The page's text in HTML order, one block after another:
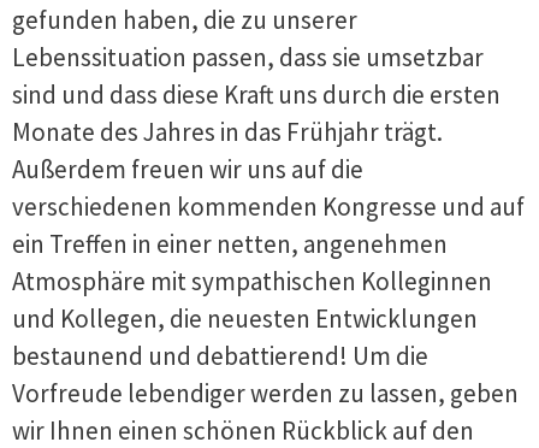
gefunden haben, die zu unserer
Lebenssituation passen, dass sie umsetzbar
sind und dass diese Kraft uns durch die ersten
Monate des Jahres in das Frühjahr trägt.
Außerdem freuen wir uns auf die
verschiedenen kommenden Kongresse und auf
ein Treffen in einer netten, angenehmen
Atmosphäre mit sympathischen Kolleginnen
und Kollegen, die neuesten Entwicklungen
bestaunend und debattierend! Um die
Vorfreude lebendiger werden zu lassen, geben
wir Ihnen einen schönen Rückblick auf den